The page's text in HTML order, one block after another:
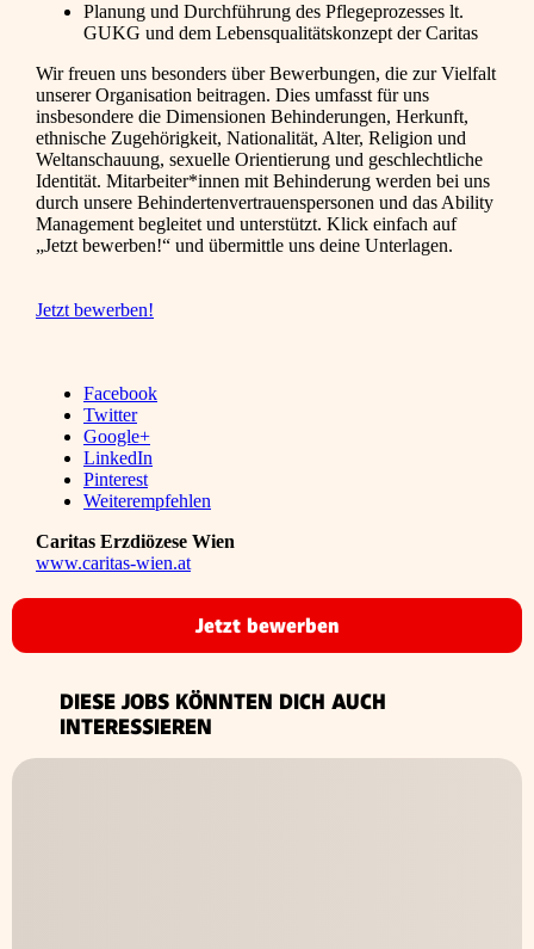
Planung und Durchführung des Pflegeprozesses lt.
GUKG und dem Lebensqualitätskonzept der Caritas
Wir freuen uns besonders über Bewerbungen, die zur Vielfalt
unserer Organisation beitragen. Dies umfasst für uns
insbesondere die Dimensionen Behinderungen, Herkunft,
ethnische Zugehörigkeit, Nationalität, Alter, Religion und
Weltanschauung, sexuelle Orientierung und geschlechtliche
Identität. Mitarbeiter*innen mit Behinderung werden bei uns
durch unsere Behindertenvertrauenspersonen und das Ability
Management begleitet und unterstützt. Klick einfach auf
„Jetzt bewerben!“ und übermittle uns deine Unterlagen.
Jetzt bewerben!
Facebook
Twitter
Google+
LinkedIn
Pinterest
Weiterempfehlen
Caritas Erzdiözese Wien
www.caritas-wien.at
Jetzt bewerben
DIESE JOBS KÖNNTEN DICH AUCH
INTERESSIEREN